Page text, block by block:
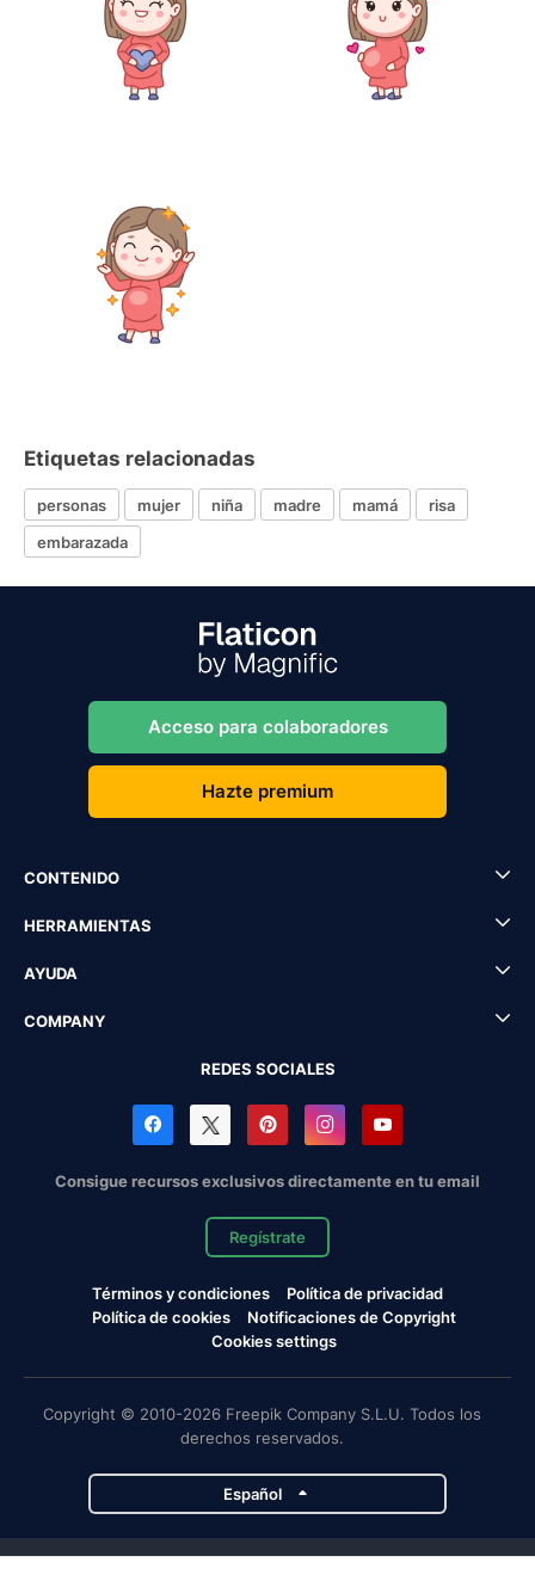
Etiquetas relacionadas
personas mujer niña madre mamá
risa
embarazada
Acceso para colaboradores
Hazte premium
CONTENIDO
HERRAMIENTAS
AYUDA
COMPANY
REDES SOCIALES
Consigue recursos exclusivos directamente en tu email
Regístrate
Términos y condiciones
Política de privacidad
Política de cookies
Notificaciones de Copyright
Cookies settings
Copyright © 2010-2026 Freepik Company S.L.U. Todos los
derechos reservados.
Español